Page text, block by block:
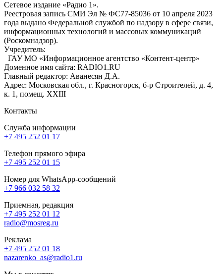
Сетевое издание «Радио 1».
Реестровая запись СМИ Эл № ФС77-85036 от 10 апреля 2023
года выдано Федеральной службой по надзору в сфере связи,
информационных технологий и массовых коммуникаций
(Роскомнадзор).
Учредитель:
ГАУ МО «Информационное агентство «Контент-центр»
Доменное имя сайта: RADIO1.RU
Главный редактор: Аванесян Д.А.
Адрес: Московская обл., г. Красногорск, б-р Строителей, д. 4,
к. 1, помещ. XXIII
Контакты
Служба информации
+7 495 252 01 17
Телефон прямого эфира
+7 495 252 01 15
Номер для WhatsApp-сообщений
+7 966 032 58 32
Приемная, редакция
+7 495 252 01 12
radio@mosreg.ru
Реклама
+7 495 252 01 18
nazarenko_as@radio1.ru